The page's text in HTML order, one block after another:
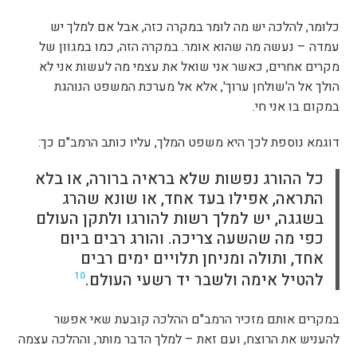
כלומר, להלכה יש מה לומר במקרה כזה, אבל אם למלך יש
עמדה – נעשה מה שהוא אומר. במקרה הזה, כמו במגוון של
מקרים אחרים, כאשר אני שואל את עצמי מה לעשות אני לא
הולך אל ה'שולחן ערוך', אלא אל מערכת המשפט הנוהגת
במקום בו אני חי.
דוגמא נוספת לכך היא משפט המלך, עליו כותב הרמב"ם כך:
כל ההורג נפשות שלא בראיה ברורה, או בלא
התראה, אפילו בעד אחד, או שונא שהרג
בשגגה, יש למלך רשות להורגו ולתקן העולם
כפי מה שהשעה צריכה. והורג רבים ביום
אחד, ותולה ומניחן תלויים ימים רבים
להטיל אימה ולשבר יד רשעי העולם.10
במקרים אותם מזכיר הרמב"ם ההלכה קובעת שאי אפשר
להעניש את הרוצח, ועם זאת – למלך הדבר מותר, וההלכה עצמה